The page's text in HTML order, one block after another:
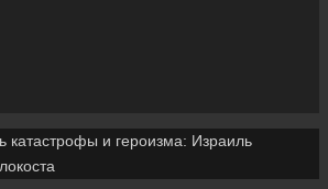
катастрофы и героизма: Израиль